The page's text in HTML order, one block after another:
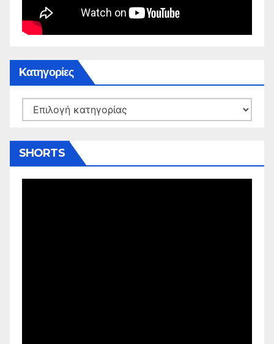
Kατηγορίες
Kατηγορίες
SHORTS